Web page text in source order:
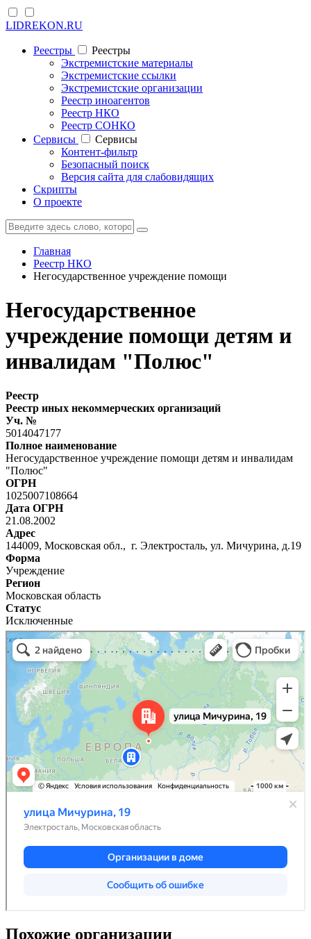
LIDREKON.RU
Реестры
Реестры
Экстремистские материалы
Экстремистские ссылки
Экстремистские организации
Реестр иноагентов
Реестр НКО
Реестр СОНКО
Cервисы
Cервисы
Контент-фильтр
Безопасный поиск
Версия сайта для слабовидящих
Скрипты
О проекте
Главная
Реестр НКО
Негосударственное учреждение помощи
Негосударственное
учреждение помощи детям и
инвалидам "Полюс"
Реестр
Реестр иных некоммерческих организаций
Уч. №
5014047177
Полное наименование
Негосударственное учреждение помощи детям и инвалидам
"Полюс"
ОГРН
1025007108664
Дата ОГРН
21.08.2002
Адрес
144009, Московская обл., г. Электросталь, ул. Мичурина, д.19
Форма
Учреждение
Регион
Московская область
Статус
Исключенные
Похожие организации